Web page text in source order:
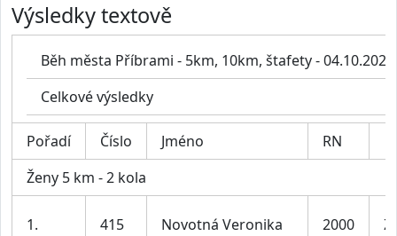
Výsledky textově
Běh města Příbrami - 5km, 10km, štafety - 04.10.2025
Celkové výsledky
Pořadí Číslo Jméno
RN
Ženy 5 km - 2 kola
1. 415 Novotná Veronika 2000 Ž